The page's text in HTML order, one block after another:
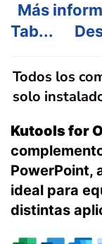
Más
Tab...
Todos los
solo
Kutools for
PowerPoint,
ideal para
distintas